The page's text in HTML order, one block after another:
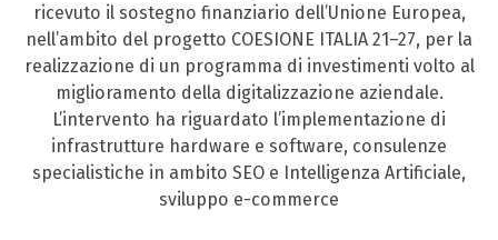
ricevuto il sostegno finanziario dell’Unione Europea,
nell’ambito del progetto COESIONE ITALIA 21–27, per la
realizzazione di un programma di investimenti volto al
miglioramento della digitalizzazione aziendale.
L’intervento ha riguardato l’implementazione di
infrastrutture hardware e software, consulenze
specialistiche in ambito SEO e Intelligenza Artificiale,
sviluppo e-commerce